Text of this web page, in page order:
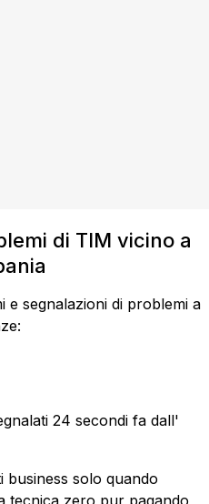
di TIM vicino a
e segnalazioni di problemi a
24 secondi fa dall'
business solo quando
tecnica zero pur pagando